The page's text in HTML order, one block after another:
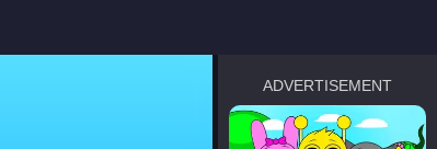
ADVERTISEMENT
sprunki